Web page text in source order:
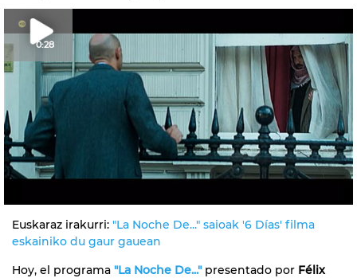
0:28
Euskaraz irakurri: "La Noche De..." saioak '6 Días' filma
eskainiko du gaur gauean
Hoy, el programa "La Noche De..."presentado por Félix